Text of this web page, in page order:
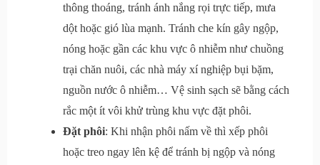
thông thoáng, tránh ánh nắng rọi trực tiếp, mưa
dột hoặc gió lùa mạnh. Tránh che kín gây ngộp,
nóng hoặc gần các khu vực ô nhiễm như chuồng
trại chăn nuôi, các nhà máy xí nghiệp bụi bặm,
nguồn nước ô nhiễm… Vệ sinh sạch sẽ bằng cách
rắc một ít vôi khử trùng khu vực đặt phôi.
Đặt phôi: Khi nhận phôi nấm về thì xếp phôi
hoặc treo ngay lên kệ để tránh bị ngộp và nóng